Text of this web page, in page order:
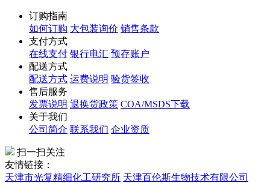
订购指南
如何订购 大包装询价 销售条款
支付方式
在线支付 银行电汇 预存账户
配送方式
配送方式 运费说明 验货签收
售后服务
发票说明 退换货政策 COA/MSDS下载
关于我们
公司简介 联系我们 企业资质
扫一扫关注
友情链接：
天津市光复精细化工研究所 天津百伦斯生物技术有限公司